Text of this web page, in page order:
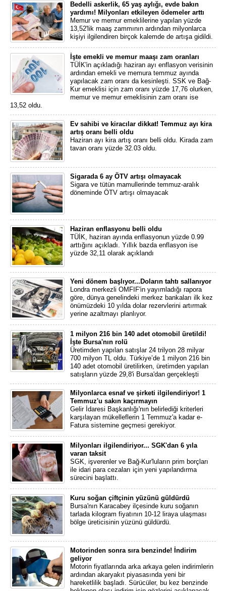
Bedelli askerlik, 65 yaş aylığı, evde bakın
yardımı! Milyonları etkileyen ödemeler arttı
Memur ve memur emeklilerine yapılan yüzde
13,52'lik maaş zammının ardından milyonlarca
kişiyi ilgilendiren birçok kalemde de artışa gidildi.
İşte emekli ve memur maaşı zam oranları
TÜİK'in açıkladığı haziran ayı enflasyon verisinin
ardından emekli ve memura temmuz ayında
yapılacak zam oranı da kesinleşti. SSK ve Bağ-
Kur emeklisi için zam oranı yüzde 17,76 olurken,
memur ve memur emeklisinin zam oranı ise
13,52 oldu.
Ev sahibi ve kiracılar dikkat! Temmuz ayı kira
artış oranı belli oldu
Haziran ayı kira artış oranı belli oldu. Kirada zam
tavan oranı yüzde 32.03 oldu.
Sigarada 6 ay ÖTV artışı olmayacak
Sigara ve tütün mamullerinde temmuz-aralık
döneminde ÖTV artışı olmayacak
Haziran enflasyonu belli oldu
TÜİK, haziran ayında enflasyonun yüzde 0.99
arttığını açıkladı. Yıllık bazda enflasyon ise
yüzde 32,11 olarak açıklandı
Yeni dönem başlıyor...Doların tahtı sallanıyor
Londra merkezli OMFIF'in yayımladığı rapora
göre, dünya genelindeki merkez bankaları ilk kez
önümüzdeki 10 yılda dolar rezervlerini artırmak
yerine azaltmayı planlıyor.
1 milyon 216 bin 140 adet otomobil üretildi!
İşte Bursa'nın rolü
Üretimden yapılan satışlar 24 trilyon 28 milyar
700 milyon TL oldu. Türkiye’de 1 milyon 216 bin
140 adet otomobil üretilirken, üretimden yapılan
satışların yüzde 29,8'i Bursa'dan gerçekleşti
Milyonlarca esnaf ve şirketi ilgilendiriyor! 1
Temmuz'u sakın kaçırmayın
Gelir İdaresi Başkanlığı'nın belirlediği kriterleri
karşılayan mükelleflerin 1 Temmuz'a kadar e-
Fatura sistemine geçmesi gerekiyor.
Milyonları ilgilendiriyor... SGK'dan 6 yıla
varan taksit
SGK, işverenler ve Bağ-Kur'luların prim borçları
ile idari para cezaları için yeni yapılandırma
sürecini başlattı.
Kuru soğan çiftçinin yüzünü güldürdü
Bursa'nın Karacabey ilçesinde kuru soğanın
tarlada kilogram fiyatının 10-12 liraya ulaşması
bölge üreticisinin yüzünü güldürdü.
Motorinden sonra sıra benzinde! İndirim
geliyor
Motorin fiyatlarında arka arkaya gelen indirimlerin
ardından akaryakıt piyasasında yeni bir
hareketlilik başladı. Sürücüler, bu kez benzinde